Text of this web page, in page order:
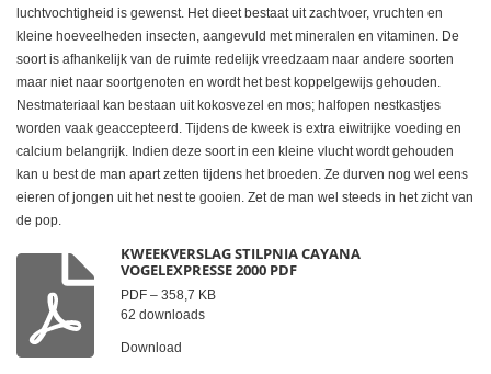
luchtvochtigheid is gewenst. Het dieet bestaat uit zachtvoer, vruchten en
kleine hoeveelheden insecten, aangevuld met mineralen en vitaminen. De
soort is afhankelijk van de ruimte redelijk vreedzaam naar andere soorten
maar niet naar soortgenoten en wordt het best koppelgewijs gehouden.
Nestmateriaal kan bestaan uit kokosvezel en mos; halfopen nestkastjes
worden vaak geaccepteerd. Tijdens de kweek is extra eiwitrijke voeding en
calcium belangrijk. Indien deze soort in een kleine vlucht wordt gehouden
kan u best de man apart zetten tijdens het broeden. Ze durven nog wel eens
eieren of jongen uit het nest te gooien. Zet de man wel steeds in het zicht van
de pop.
KWEEKVERSLAG STILPNIA CAYANA
VOGELEXPRESSE 2000 PDF
PDF – 358,7 KB
62 downloads
Download